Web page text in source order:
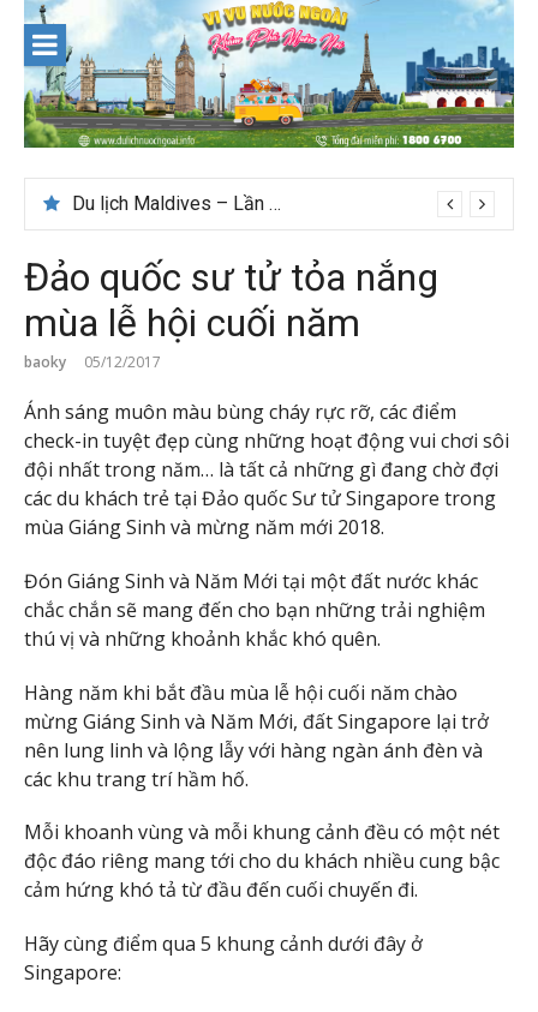
content
Du lịch Maldives – Lần đầu nên đi đâu, chơi gì?
Đảo quốc sư tử tỏa nắng
mùa lễ hội cuối năm
baoky 05/12/2017
Ánh sáng muôn màu bùng cháy rực rỡ, các điểm
check-in tuyệt đẹp cùng những hoạt động vui chơi sôi
đội nhất trong năm… là tất cả những gì đang chờ đợi
các du khách trẻ tại Đảo quốc Sư tử Singapore trong
mùa Giáng Sinh và mừng năm mới 2018.
Đón Giáng Sinh và Năm Mới tại một đất nước khác
chắc chắn sẽ mang đến cho bạn những trải nghiệm
thú vị và những khoảnh khắc khó quên.
Hàng năm khi bắt đầu mùa lễ hội cuối năm chào
mừng Giáng Sinh và Năm Mới, đất Singapore lại trở
nên lung linh và lộng lẫy với hàng ngàn ánh đèn và
các khu trang trí hầm hố.
Mỗi khoanh vùng và mỗi khung cảnh đều có một nét
độc đáo riêng mang tới cho du khách nhiều cung bậc
cảm hứng khó tả từ đầu đến cuối chuyến đi.
Hãy cùng điểm qua 5 khung cảnh dưới đây ở
Singapore: